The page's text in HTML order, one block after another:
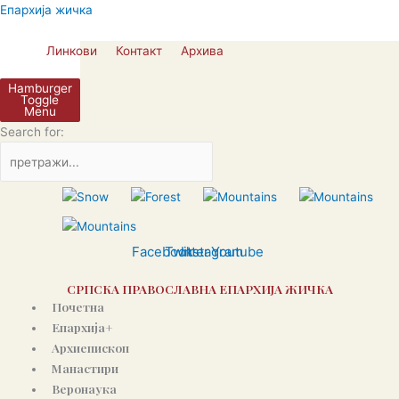
Пређи
Епархија жичка
Линкови Контакт Архива
Hamburger
Toggle
Menu
Search for:
Facebook
Twitter
Instagram
Youtube
СРПСКА ПРАВОСЛАВНА ЕПАРХИЈА ЖИЧКА
Почетна
Епархија+
Архиепископ
Манастири
Веронаука